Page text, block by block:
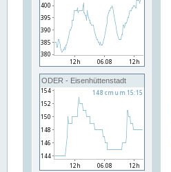
ODER - Eisenhüttenstadt